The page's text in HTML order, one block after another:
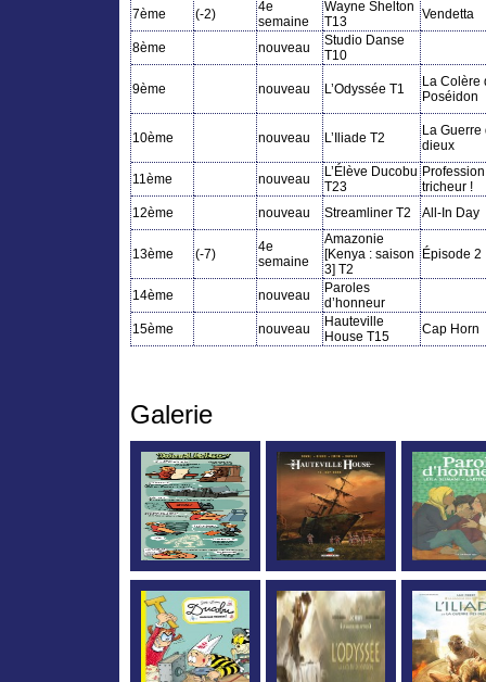
7ème
(-2)
4e
semaine
Wayne Shelton
T13
Vendetta
8ème nouveau
Studio Danse
T10
9ème nouveau L’Odyssée T1
La Colère
Poséidon
10ème nouveau L’Iliade T2
La Guerre
dieux
11ème nouveau
L’Élève Ducobu
T23
tricheur !
12ème
nouveau Streamliner T2 All-In Day
13ème (-7)
4e
semaine
Amazonie
[Kenya : saison
3] T2
Épisode 2
14ème nouveau
Paroles
d’honneur
15ème
nouveau
Hauteville
House T15
Cap Horn
Galerie